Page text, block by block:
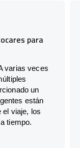
para
varias veces
un
están
el viaje, los
tiempo.